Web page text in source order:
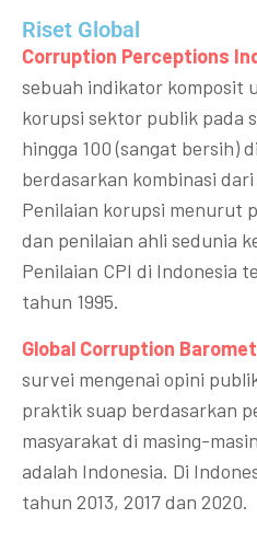
Riset Global​
Corruption Perceptions
sebuah indikator komposit
korupsi sektor publik pada
hingga 100 (sangat bersih)
berdasarkan kombinasi dari
Penilaian korupsi menurut
dan penilaian ahli sedunia
Penilaian CPI di Indonesia
tahun 1995.
Global Corruption
survei mengenai opini
praktik suap berdasarkan
masyarakat di masing-
adalah Indonesia. Di
tahun 2013, 2017 dan 2020.